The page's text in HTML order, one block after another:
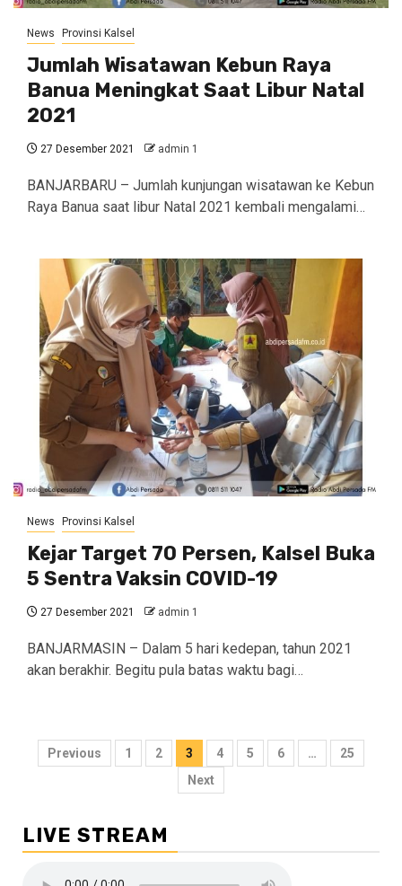
News Provinsi Kalsel
Jumlah Wisatawan Kebun Raya
Banua Meningkat Saat Libur Natal
2021
27 Desember 2021 admin 1
BANJARBARU – Jumlah kunjungan wisatawan ke Kebun
Raya Banua saat libur Natal 2021 kembali mengalami…
News Provinsi Kalsel
Kejar Target 70 Persen, Kalsel Buka
5 Sentra Vaksin COVID-19
27 Desember 2021 admin 1
BANJARMASIN – Dalam 5 hari kedepan, tahun 2021
akan berakhir. Begitu pula batas waktu bagi…
Navigasi
Previous 1 2 3 4 5 6 …
25
Next
LIVE STREAM